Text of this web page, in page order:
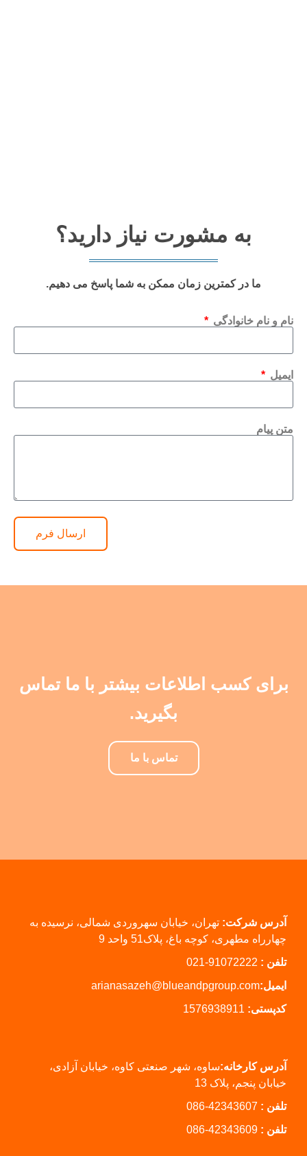
به مشورت نیاز دارید؟
ما در کمترین زمان ممکن به شما پاسخ می دهیم.
نام و نام خانوادگی
ایمیل
متن پیام
ارسال فرم
برای کسب اطلاعات بیشتر با ما تماس
بگیرید.
تماس با ما
آدرس شرکت: تهران، خیابان سهروردی شمالی، نرسیده به
چهارراه مطهری، کوچه باغ، پلاک51 واحد 9
تلفن :
ایمیل:arianasazeh@blueandpgroup.com
کدپستی: 1576938911
آدرس کارخانه:ساوه، شهر صنعتی کاوه، خیابان آزادی،
خیابان پنجم، پلاک 13
تلفن :
تلفن :